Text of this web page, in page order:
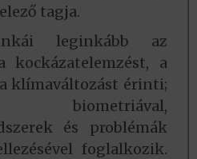
tagja.
leginkább az
kockázatelemzést, a
klímaváltozást érinti;
biometriával,
és problémák
foglalkozik.